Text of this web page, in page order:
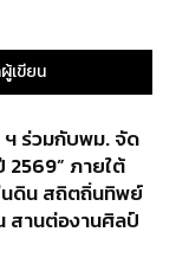
เขียน
ร่วมกับพม. จัด
2569” ภายใต้
ดิน สถิตถิ่นทิพย์
สานต่องานศิลป์